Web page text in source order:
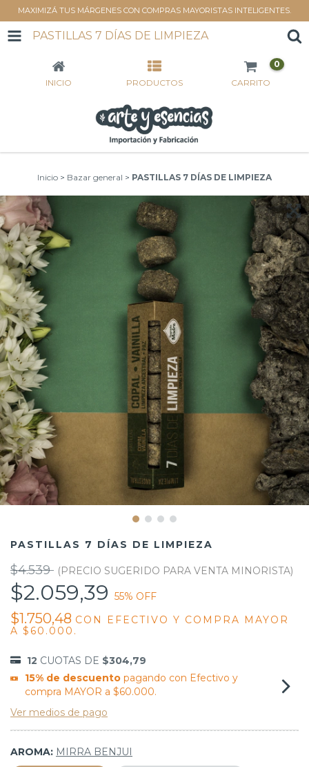
MAXIMIZÁ TUS MÁRGENES CON COMPRAS MAYORISTAS INTELIGENTES.
PASTILLAS 7 DÍAS DE LIMPIEZA
INICIO PRODUCTOS CARRITO
0
Inicio > Bazar general > PASTILLAS 7 DÍAS DE LIMPIEZA
PASTILLAS 7 DÍAS DE LIMPIEZA
$4.539
$2.059,39 55% OFF
$1.750,48 CON
EFECTIVO Y COMPRA MAYOR
A $60.000.
12 CUOTAS DE $304,79
15% de descuentopagando con Efectivo y
compra MAYOR a $60.000.
Ver medios de pago
AROMA: MIRRA BENJUI